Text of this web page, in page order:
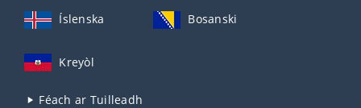
Íslenska Bosanski
Kreyòl
Féach ar Tuilleadh